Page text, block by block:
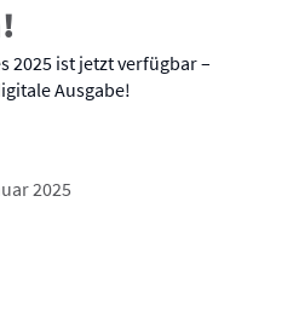
2025 ist jetzt verfügbar –
Ausgabe!
2025